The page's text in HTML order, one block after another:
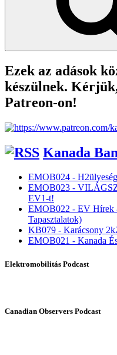
Ezek az adások
készülnek.
Patreon-on!
Kanada
EMOB024 -
EMOB023 -
EV1-t!
EMOB022 - EV Hírek
Tapasztalatok)
KB079 - Karácsony
EMOB021 - Kanada
Elektromobilitás Podcast
Canadian Observers Podcast